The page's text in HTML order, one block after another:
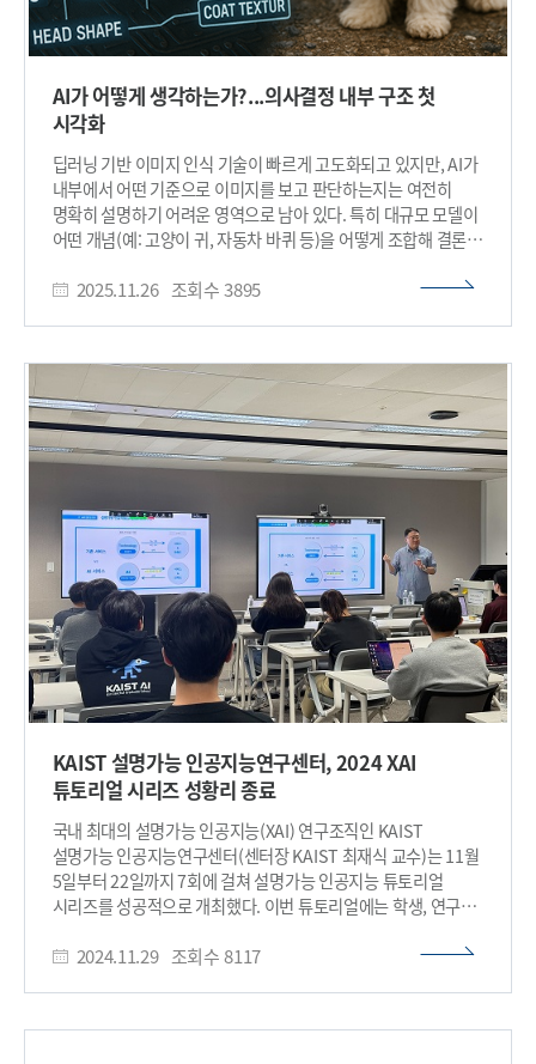
AI가 어떻게 생각하는가?...의사결정 내부 구조 첫
시각화
딥러닝 기반 이미지 인식 기술이 빠르게 고도화되고 있지만, AI가
내부에서 어떤 기준으로 이미지를 보고 판단하는지는 여전히
명확히 설명하기 어려운 영역으로 남아 있다. 특히 대규모 모델이
어떤 개념(예: 고양이 귀, 자동차 바퀴 등)을 어떻게 조합해 결론을
왔다. 우리 대학은 김재철AI대학원 최재식 교수 연구팀이 AI가
내부의 개념 형성 과정을 회로(circuit) 단위로 시각화하는 새로운
XAI 기술을 개발했다고 26일 밝혔다. 이번 연구는 ‘AI가 어떻게
생각하는지’를 구조적으로 들여다볼 수 있도록 한 중요한
진전으로 평가된다. 딥러닝 모델 내부에는 인간의 뇌처럼 ‘뉴런
(Neuron)’이라는 기본 계산 단위가 존재한다. 뉴런은 이미지 속
기능을 갖고 있으며, 값(신호)을 계산해 다음 단계로 전달한다.
반면 ‘회로(circuit)’는 이러한 뉴런 여러 개가 서로 연결되어
하나의 의미(개념)를 함께 인식하는 구조를 말한다. 예를 들어
‘고양이 귀’라는 개념을 인식하기 위해서는 귀의 윤곽을 감지하는
뉴런, 삼각형 형태를 감지하는 뉴런, 털 색 패턴을 감지하는 뉴런
등 여러 뉴런이 순차적으로 작동해야 하며, 이들이 하나의 기능
단위(회로)를 이룬다. 지금까지의 설명 기술은 “특정 뉴런이 특정
개념을 본다”는 단일 뉴런 중심의 접근이 많았다. 그러나 실제
딥러닝 모델은 여러 뉴런이 협력하는 회로 구조로 개념을
'뉴런 → 회로'로 확장해 해석하는 기술을 제시했다. 연구팀이
개발한 ‘세분화된 개념회로(Granular Concept Circuits,
GCC)’ 기술은 이미지 분류 모델이 내부에서 개념을 형성하는
과정을 회로 단위로 분석하고 시각화하는 새로운 방식이다.
GCC는 뉴런 민감도(Neuron Sensitivity), 의미 흐름 점수
(Semantic Flow)를 계산해 회로를 자동적으로 추적한다. 뉴런
민감도는 특정 뉴런이 어떤 특징에 얼마나 민감하게 반응하는지,
의미 흐름 점수는 그 특징이 다음 개념으로 얼마나 강하게
전달되는지를 보여주는 지표로, 이를 통해 색·질감 같은 기본
특징이 어떻게 상위 개념으로 조립되는지 단계적으로 시각화할
2025.11.26 조회수3895
KAIST 설명가능 인공지능연구센터, 2024 XAI
튜토리얼 시리즈 성황리 종료
국내 최대의 설명가능 인공지능(XAI) 연구조직인 KAIST
설명가능 인공지능연구센터(센터장 KAIST 최재식 교수)는 11월
5일부터 22일까지 7회에 걸쳐 설명가능 인공지능 튜토리얼
시리즈를 성공적으로 개최했다. 이번 튜토리얼에는 학생, 연구자,
인공지능 기술에 대한 높은 관심과 수요를 보여주었다. 행사는
동향’에 대해 최재식 교수가 발표하였고, 이어서 KAIST 설명가능
2024.11.29 조회수8117